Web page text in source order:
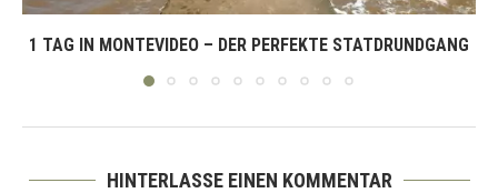
1 TAG IN MONTEVIDEO – DER PERFEKTE STATDRUNDGANG
HINTERLASSE EINEN KOMMENTAR